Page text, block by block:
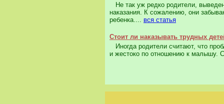
Не так уж редко родители,
наказания. К сожалению, они
ребенка.... вся статья
Стоит ли наказывать трудных
Иногда родители считают, что
и жестоко по отношению к малышу.